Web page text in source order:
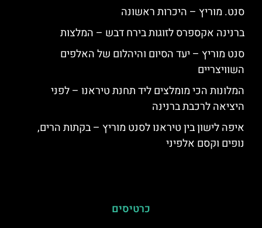
סנט. מוריץ – היכרות ראשונה
ברנינה אקספרס לזוגות בירח דבש – המלצות
סנט מוריץ – יעד הסיום והיהלום של האלפים
השוויצריים
המלונות הכי מומלצים ליד תחנת טיראנו – לפני
היציאה לרכבת ברנינה
איפה לישון בין טיראנו לסנט מוריץ – בקתות הרים,
נופים וקסם אלפיני
כרטיסים